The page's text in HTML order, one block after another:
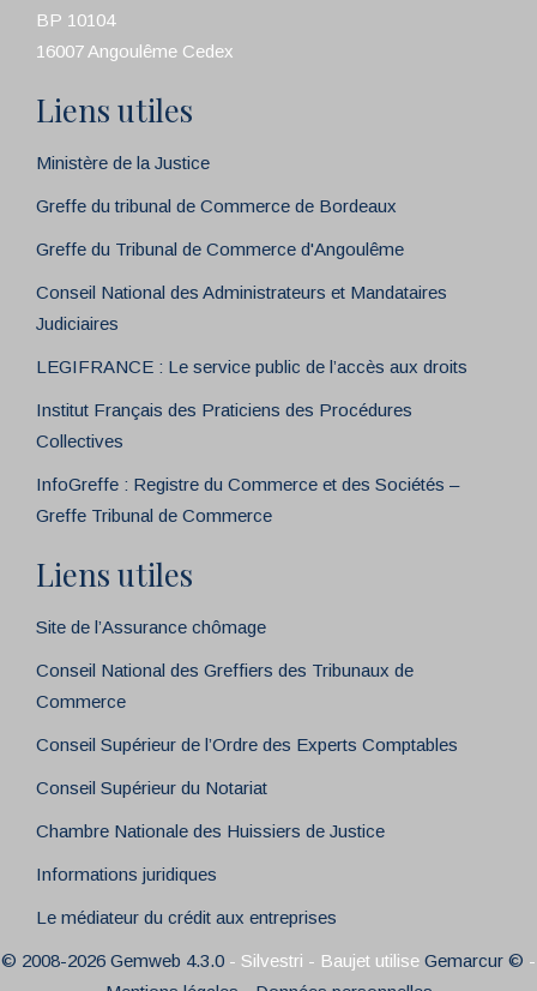
BP 10104
16007 Angoulême Cedex
Liens utiles
Ministère de la Justice
Greffe du tribunal de Commerce de Bordeaux
Greffe du Tribunal de Commerce d'Angoulême
Conseil National des Administrateurs et Mandataires
Judiciaires
LEGIFRANCE : Le service public de l’accès aux droits
Institut Français des Praticiens des Procédures
Collectives
InfoGreffe : Registre du Commerce et des Sociétés –
Greffe Tribunal de Commerce
Liens utiles
Site de l’Assurance chômage
Conseil National des Greffiers des Tribunaux de
Commerce
Conseil Supérieur de l’Ordre des Experts Comptables
Conseil Supérieur du Notariat
Chambre Nationale des Huissiers de Justice
Informations juridiques
Le médiateur du crédit aux entreprises
© 2008-2026 Gemweb 4.3.0 - Silvestri - Baujet utilise Gemarcur © -